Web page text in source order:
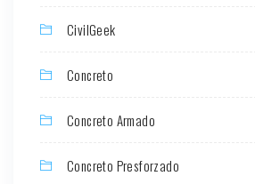
CivilGeek
Concreto
Concreto Armado
Concreto Presforzado